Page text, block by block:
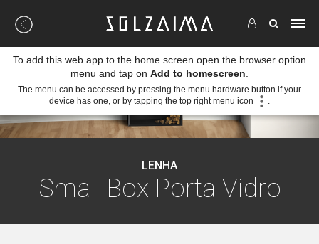
LENHA
Small Box Porta Vidro
To add this web app to the home screen open the browser option
menu and tap on Add to homescreen
The menu can be accessed by pressing the menu hardware button if your
device has one, or by tapping the top right menu icon
.